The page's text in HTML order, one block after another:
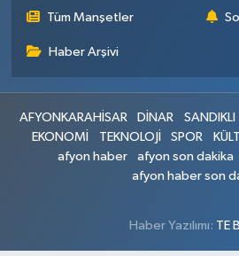
Tüm Manşetler
Haber Arşivi
AFYONKARAHİSAR DİNAR SANDIKLI
EKONOMİ
TEKNOLOJİ SPOR
afyon haber
afyon son dakika
afyon haber son
Haber Yazılımı: TE